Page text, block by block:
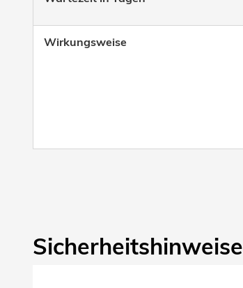
Wirkungsweise
Sicherheitshinweise